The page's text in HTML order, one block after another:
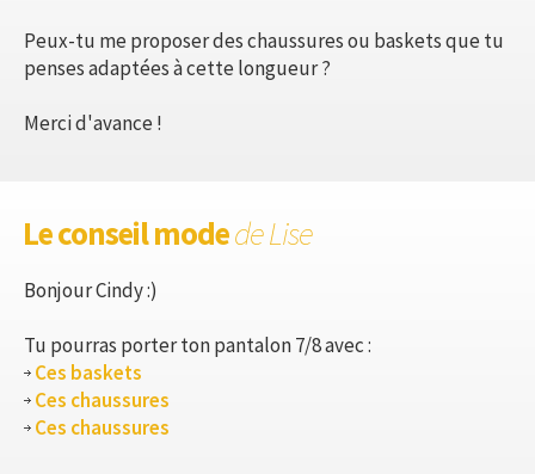
Peux-tu me proposer des chaussures ou baskets que tu
penses adaptées à cette longueur ?
Merci d'avance !
Le conseil modede Lise
Bonjour Cindy :)
Tu pourras porter ton pantalon 7/8 avec :
Ces baskets
Ces chaussures
Ces chaussures